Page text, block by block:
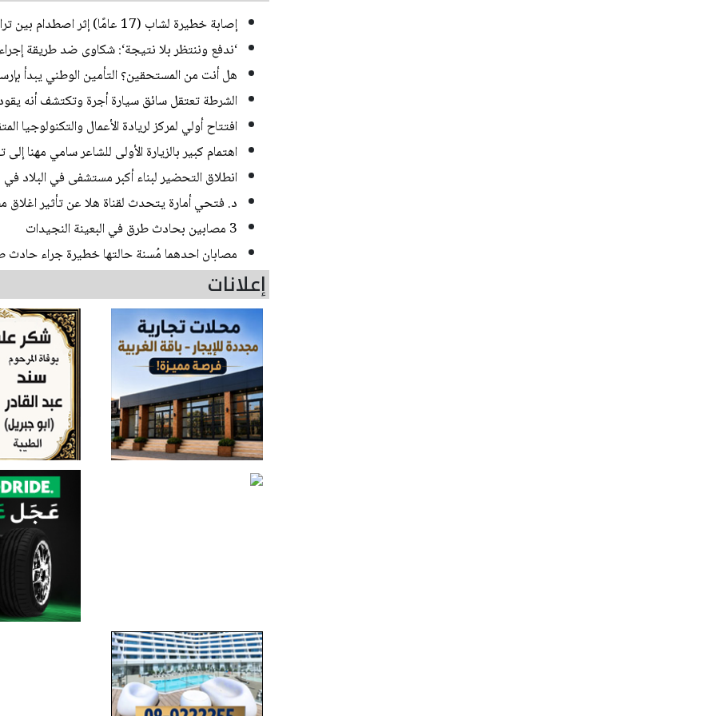
إصابة خطيرة لشاب (17 عامًا) إثر اصطدام بين تراكتورون وشاحنة في يركا
‘ندفع وننتظر بلا نتيجة‘: شكاوى ضد طريقة إجراء
هل أنت من المستحقين؟ التأمين الوطني يبدأ
الشرطة تعتقل سائق سيارة أجرة وتكتشف أنه يقود منذ 20 عاما من دون
افتتاح أولي لمركز لريادة الأعمال والتكنولوجيا
اهتمام كبير بالزيارة الأولى للشاعر سامي مهنا
انطلاق التحضير لبناء أكبر مستشفى في البلاد
د. فتحي أمارة يتحدث لقناة هلا عن تأثير اغلاق
3 مصابين بحادث طرق في البعينة النجيدات
مصابان احدهما مُسنة حالتها خطيرة جراء
إعلانات